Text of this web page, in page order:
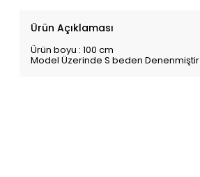
Ürün Açıklaması
Ürün boyu : 100 cm
Model Üzerinde S beden Denenmiştir